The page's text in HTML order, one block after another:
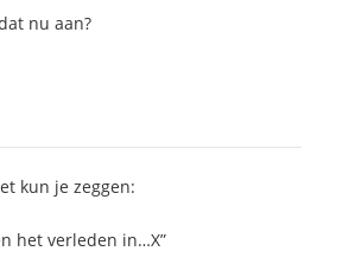
nu aan?
kun je zeggen:
het verleden in…X”